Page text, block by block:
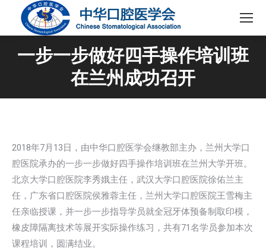
一步一步做好四手操作培训班
在兰州成功召开
2018年7月13日，由中华口腔医学会继教部主办，兰州大学口
腔医院承办的一步一步做好四手操作培训班在兰州大学开班。
北京大学口腔医院李秀娥主任，武汉大学口腔医院徐佑兰主
任，广东省口腔医院侯雅蓉主任，兰州大学口腔医院王雪梅主
任亲临授课，并一步一步指导学员就全冠牙体预备制取印模，
橡皮障隔离技术等展开实际操作练习，共有71名学员参加本次
课程培训，圆满结业。